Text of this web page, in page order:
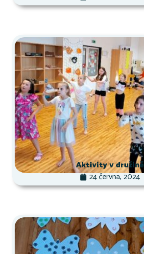
Aktivity v družině
24 června, 2024